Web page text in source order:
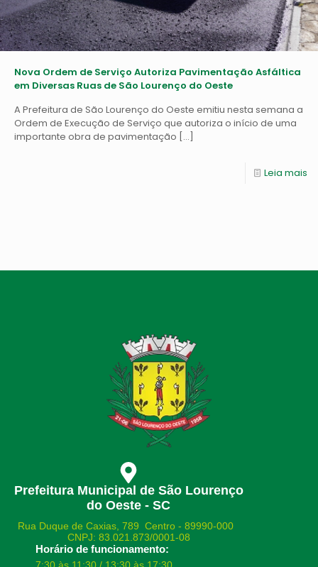
Nova Ordem de Serviço Autoriza Pavimentação Asfáltica
em Diversas Ruas de São Lourenço do Oeste
A Prefeitura de São Lourenço do Oeste emitiu nesta semana a
Ordem de Execução de Serviço que autoriza o início de uma
importante obra de pavimentação […]
Leia mais
Prefeitura Municipal de São Lourenço
do Oeste - SC
Rua Duque de Caxias, 789 Centro - 89990-000
CNPJ: 83.021.873/0001-08
Horário de funcionamento: